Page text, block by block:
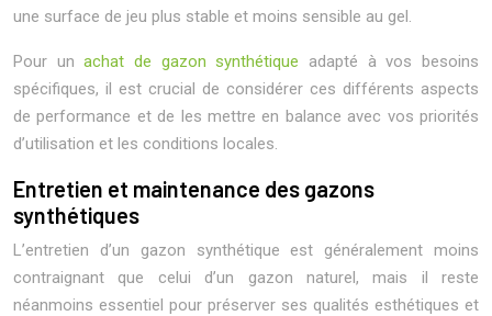
une surface de jeu plus stable et moins sensible au gel.
Pour unachat de gazon synthétique adapté à vos besoins
spécifiques, il est crucial de considérer ces différents aspects
de performance et de les mettre en balance avec vos priorités
d’utilisation et les conditions locales.
Entretien et maintenance des gazons
synthétiques
L’entretien d’un gazon synthétique est généralement moins
contraignant que celui d’un gazon naturel, mais il reste
néanmoins essentiel pour préserver ses qualités esthétiques et